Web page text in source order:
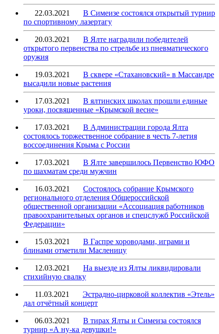
22.03.2021
В Симеизе состоялся открытый турнир
по спортивному лазертагу
20.03.2021
В Ялте наградили победителей
открытого первенства по стрельбе из пневматического
оружия
19.03.2021
В сквере «Стахановский» в Массандре
высадили новые растения
17.03.2021
В ялтинских школах прошли единые
уроки, посвященные «Крымской весне»
17.03.2021
В Администрации города Ялта
состоялось торжественное собрание в честь 7-летия
воссоединения Крыма с России
17.03.2021
В Ялте завершилось Первенство ЮФО
по шахматам среди мужчин
16.03.2021
Состоялось собрание Крымского
регионального отделения Общероссийской
общественной организации «Ассоциация работников
правоохранительных органов и спецслужб Российской
Федерации»
15.03.2021
В Гаспре хороводами, играми и
блинами отметили Масленицу
12.03.2021
На выезде из Ялты ликвидировали
стихийную свалку
11.03.2021
Эстрадно-цирковой коллектив «Этель»
дал отчётный концерт
06.03.2021
В тирах Ялты и Симеиза состоялся
турнир «А ну-ка девушки!»